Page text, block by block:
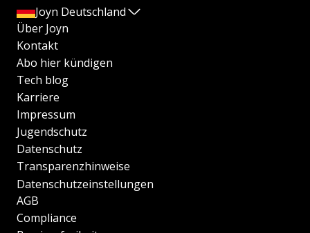
Joyn Deutschland
Über Joyn
Kontakt
Abo hier kündigen
Tech blog
Karriere
Impressum
Jugendschutz
Datenschutz
Transparenzhinweise
Datenschutzeinstellungen
AGB
Compliance